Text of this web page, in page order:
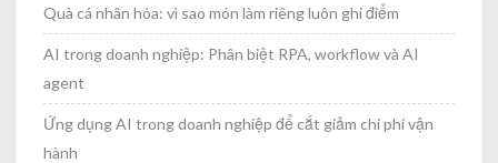
Quà cá nhân hóa: vì sao món làm riêng luôn ghi điểm
AI trong doanh nghiệp: Phân biệt RPA, workflow và AI
agent
Ứng dụng AI trong doanh nghiệp để cắt giảm chi phí vận
hành